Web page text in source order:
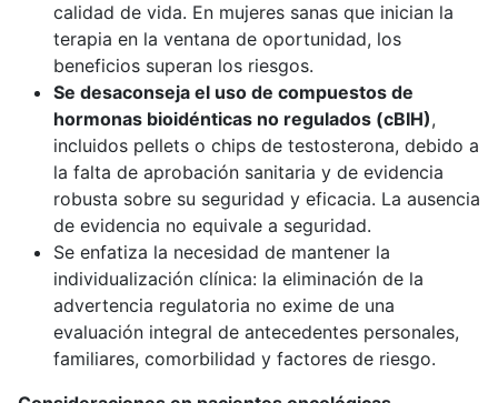
calidad de vida. En mujeres sanas que inician la
terapia en la ventana de oportunidad, los
beneficios superan los riesgos.
Se desaconseja el uso de compuestos de
hormonas bioidénticas no regulados (cBIH),
incluidos pellets o chips de testosterona, debido a
la falta de aprobación sanitaria y de evidencia
robusta sobre su seguridad y eficacia. La ausencia
de evidencia no equivale a seguridad.
Se enfatiza la necesidad de mantener la
individualización clínica: la eliminación de la
advertencia regulatoria no exime de una
evaluación integral de antecedentes personales,
familiares, comorbilidad y factores de riesgo.